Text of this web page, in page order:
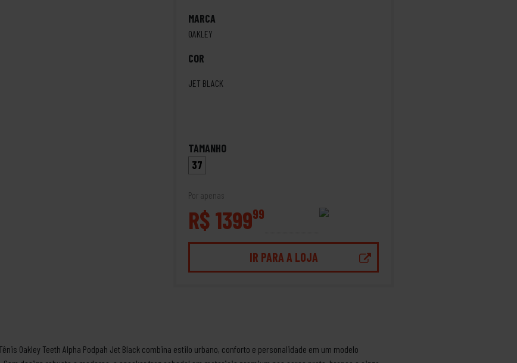
MARCA
OAKLEY
COR
JET BLACK
TAMANHO
37
Por apenas
R$ 139999
IR PARA A LOJA
Oakley Teeth Alpha Podpah Jet Black combina estilo urbano, conforto e personalidade em um modelo